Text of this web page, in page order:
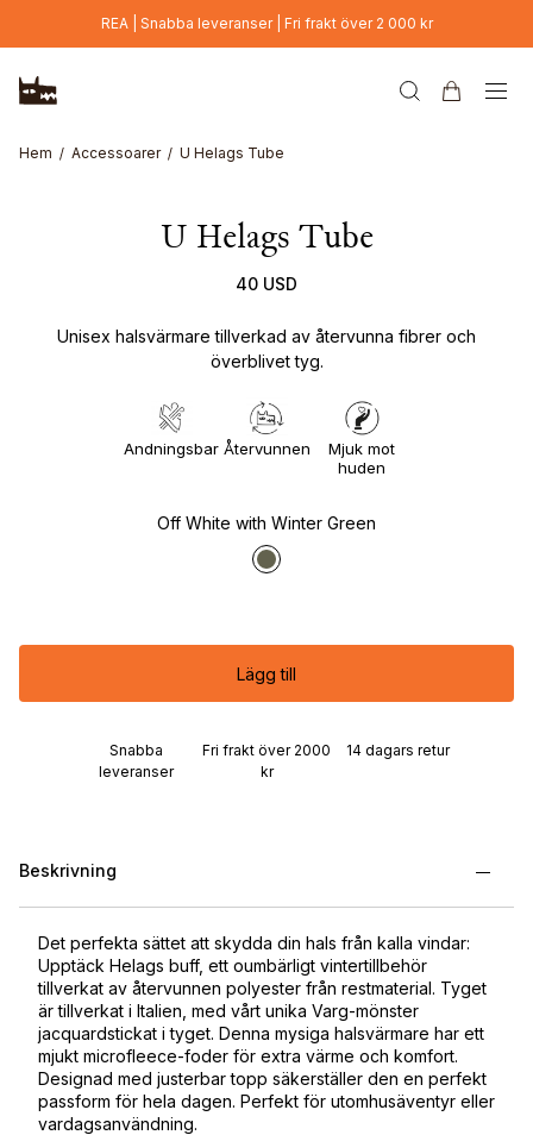
Hoppa till huvudinnehållREA | Snabba leveranser | Fri frakt över 2 000 kr
Hem Accessoarer U Helags Tube
U Helags Tube
40 USD
Unisex halsvärmare tillverkad av återvunna fibrer och
överblivet tyg.
Andningsbar Återvunnen
Mjuk mot
huden
Off White with Winter Green
Lägg till
Snabba
leveranser
Fri frakt över 2000
kr
14 dagars retur
Beskrivning
Det perfekta sättet att skydda din hals från kalla vindar:
Upptäck Helags buff, ett oumbärligt vintertillbehör
tillverkat av återvunnen polyester från restmaterial. Tyget
är tillverkat i Italien, med vårt unika Varg-mönster
jacquardstickat i tyget. Denna mysiga halsvärmare har ett
mjukt microfleece-foder för extra värme och komfort.
Designad med justerbar topp säkerställer den en perfekt
passform för hela dagen. Perfekt för utomhusäventyr eller
vardagsanvändning.